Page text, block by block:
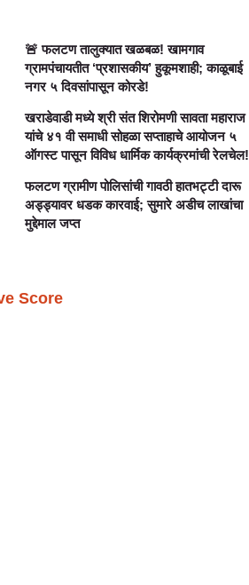
🚨 फलटण तालुक्यात खळबळ! खामगाव
ग्रामपंचायतीत ‘प्रशासकीय’ हुकूमशाही; काळूबाई
नगर ५ दिवसांपासून कोरडे!
खराडेवाडी मध्ये श्री संत शिरोमणी सावता महाराज
यांचे ४१ वी समाधी सोहळा सप्ताहाचे आयोजन ५
ऑगस्ट पासून विविध धार्मिक कार्यक्रमांची रेलचेल!
फलटण ग्रामीण पोलिसांची गावठी हातभट्टी दारू
अड्ड्यावर धडक कारवाई; सुमारे अडीच लाखांचा
मुद्देमाल जप्त
Score